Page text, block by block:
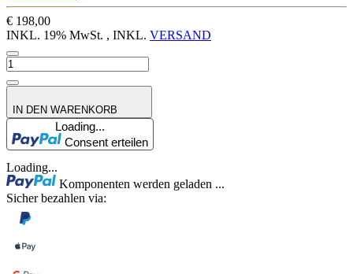
€ 198,00
INKL. 19% MwSt. , INKL. VERSAND
IN DEN WARENKORB
Loading...
Consent erteilen
Loading...
Komponenten werden geladen ...
Sicher bezahlen via: